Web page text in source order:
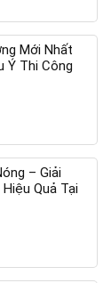
Mới Nhất
Ý Thi Công
– Giải
Quả Tại